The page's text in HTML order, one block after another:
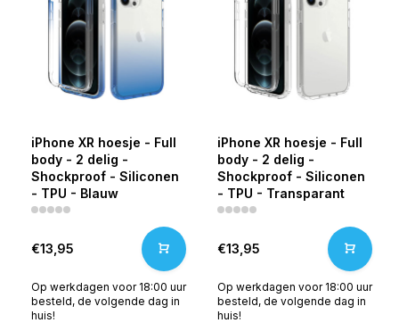
iPhone XR hoesje - Full
body - 2 delig -
Shockproof - Siliconen
- TPU - Blauw
€13,95
Op werkdagen voor 18:00 uur
besteld, de volgende dag in
huis!
iPhone XR hoesje - Full
body - 2 delig -
Shockproof - Siliconen
- TPU - Transparant
€13,95
Op werkdagen voor 18:00 uur
besteld, de volgende dag in
huis!